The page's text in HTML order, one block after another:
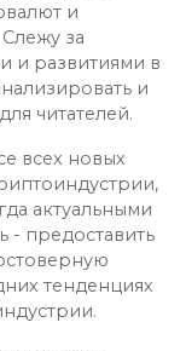
и
за
и развитиями в
и
читателей.
всех новых
актуальными
- предоставить
тенденциях